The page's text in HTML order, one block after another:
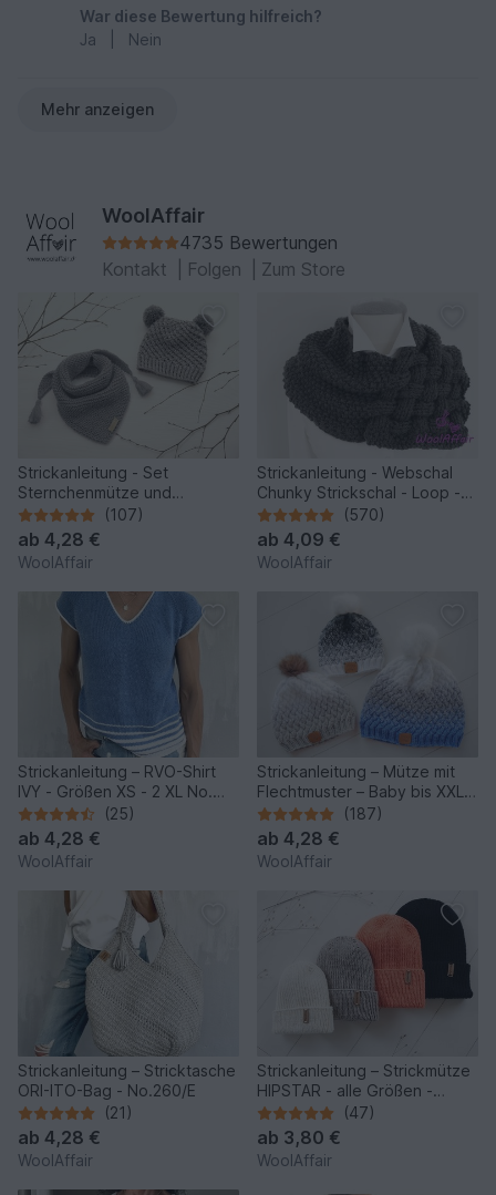
War diese Bewertung hilfreich?
Ja
Nein
Mehr anzeigen
WoolAffair
4735 Bewertungen
Kontakt
Folgen Zum Store
Strickanleitung - Set
Sternchenmütze und
Dreieckstuch - No.192 -
(107)
ab 4,28 €
WoolAffair
Strickanleitung - Webschal
Chunky Strickschal - Loop -
No.111
(570)
ab 4,09 €
WoolAffair
Strickanleitung – RVO-Shirt
IVY - Größen XS - 2 XL No.
250
(25)
ab 4,28 €
WoolAffair
Strickanleitung – Mütze mit
Flechtmuster – Baby bis XXL -
No.153/E
(187)
ab 4,28 €
WoolAffair
Strickanleitung – Stricktasche
ORI-ITO-Bag - No.260/E
(21)
ab 4,28 €
WoolAffair
Strickanleitung – Strickmütze
HIPSTAR - alle Größen -
unisex - No.255
(47)
ab 3,80 €
WoolAffair